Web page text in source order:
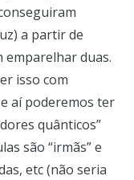
a partir de
emparelhar duas.
isso com
aí poderemos ter
quânticos”
são “irmãs” e
etc (não seria